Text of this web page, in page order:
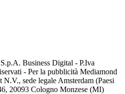
Business Digital - P.Iva
- Per la pubblicità Mediamond
sede legale Amsterdam (Paesi
20093 Cologno Monzese (MI)